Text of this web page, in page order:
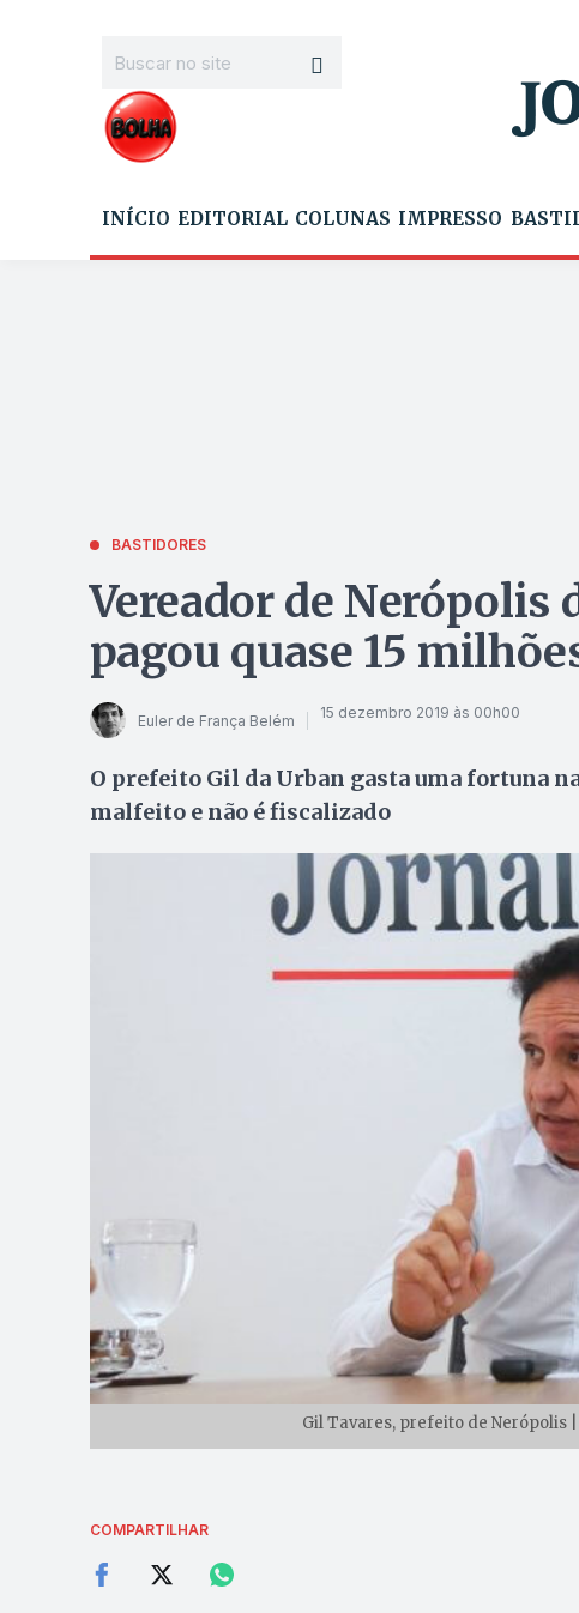
INÍCIO EDITORIAL COLUNAS IMPRESSO
BASTIDORES
Vereador de Nerópolis
pagou quase 15
Euler de França Belém 15 dezembro 2019 às 00h00
O prefeito Gil da Urban gasta uma fortuna
malfeito e não é fiscalizado
Gil Tavares, prefeito de Nerópolis
COMPARTILHAR